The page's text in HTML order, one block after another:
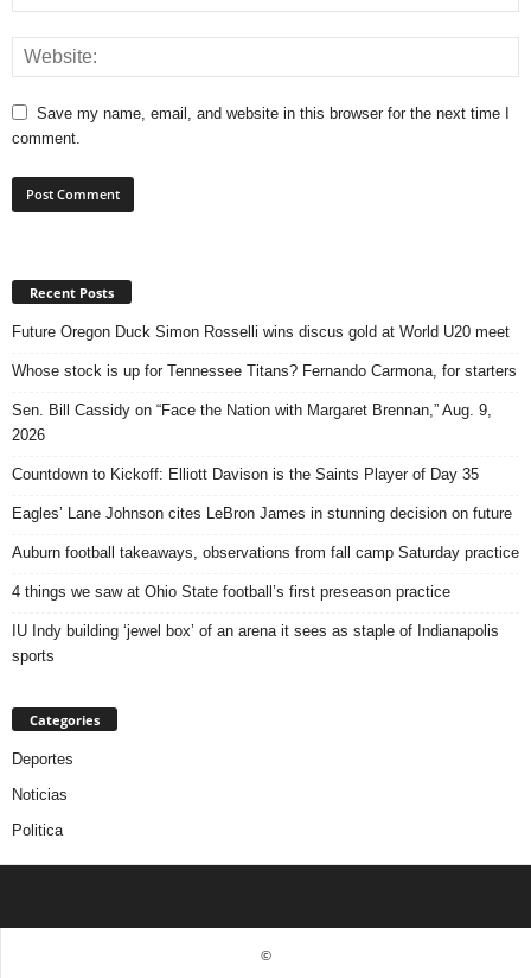
Save my name, email, and website in this browser for the next time I
comment.
Recent Posts
Future Oregon Duck Simon Rosselli wins discus gold at World U20 meet
Whose stock is up for Tennessee Titans? Fernando Carmona, for starters
Sen. Bill Cassidy on “Face the Nation with Margaret Brennan,” Aug. 9,
2026
Countdown to Kickoff: Elliott Davison is the Saints Player of Day 35
Eagles’ Lane Johnson cites LeBron James in stunning decision on future
Auburn football takeaways, observations from fall camp Saturday practice
4 things we saw at Ohio State football’s first preseason practice
IU Indy building ‘jewel box’ of an arena it sees as staple of Indianapolis
sports
Categories
Deportes
Noticias
Politica
©